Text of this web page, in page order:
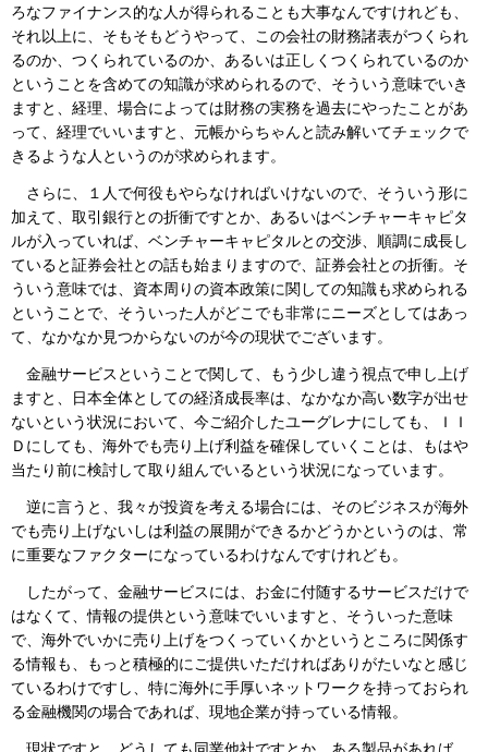
ろなファイナンス的な人が得られることも大事なんですけれども、
それ以上に、そもそもどうやって、この会社の財務諸表がつくられ
るのか、つくられているのか、あるいは正しくつくられているのか
ということを含めての知識が求められるので、そういう意味でいき
ますと、経理、場合によっては財務の実務を過去にやったことがあ
って、経理でいいますと、元帳からちゃんと読み解いてチェックで
きるような人というのが求められます。
さらに、１人で何役もやらなければいけないので、そういう形に
加えて、取引銀行との折衝ですとか、あるいはベンチャーキャピタ
ルが入っていれば、ベンチャーキャピタルとの交渉、順調に成長し
ていると証券会社との話も始まりますので、証券会社との折衝。そ
ういう意味では、資本周りの資本政策に関しての知識も求められる
ということで、そういった人がどこでも非常にニーズとしてはあっ
て、なかなか見つからないのが今の現状でございます。
金融サービスということで関して、もう少し違う視点で申し上げ
ますと、日本全体としての経済成長率は、なかなか高い数字が出せ
ないという状況において、今ご紹介したユーグレナにしても、ＩＩ
Ｄにしても、海外でも売り上げ利益を確保していくことは、もはや
当たり前に検討して取り組んでいるという状況になっています。
逆に言うと、我々が投資を考える場合には、そのビジネスが海外
でも売り上げないしは利益の展開ができるかどうかというのは、常
に重要なファクターになっているわけなんですけれども。
したがって、金融サービスには、お金に付随するサービスだけで
はなくて、情報の提供という意味でいいますと、そういった意味
で、海外でいかに売り上げをつくっていくかというところに関係す
る情報も、もっと積極的にご提供いただければありがたいなと感じ
ているわけですし、特に海外に手厚いネットワークを持っておられ
る金融機関の場合であれば、現地企業が持っている情報。